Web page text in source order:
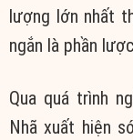
lượng lớn nhất
ngắn là phần
Qua quá trình
Nhã xuất hiện